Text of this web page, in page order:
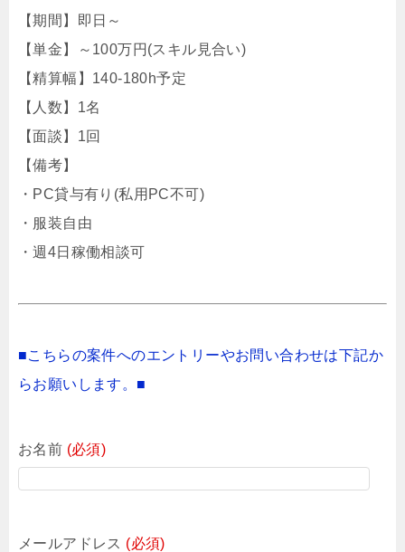
【期間】即日～
【単金】～100万円(スキル見合い)
【精算幅】140-180h予定
【人数】1名
【面談】1回
【備考】
・PC貸与有り(私用PC不可)
・服装自由
・週4日稼働相談可
■こちらの案件へのエントリーやお問い合わせは下記か
らお願いします。■
お名前 (必須)
メールアドレス (必須)